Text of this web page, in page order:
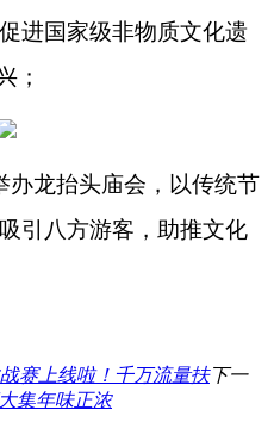
进国家级非物质文化遗
；
办龙抬头庙会，以传统节
引八方游客，助推文化
赛上线啦！千万流量扶下一
集年味正浓